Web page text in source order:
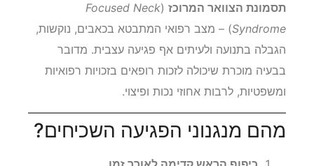
תסמונת הצוואר המרוכז (
Focused Neck
Syndrome) – מצב רפואי המתבטא בכאבים, נוקשות,
הגבלה בתנועה ולעיתים אף פגיעה עצבית. מדובר
בבעיה מוכרת שיכולה לזכות רופאים בזכויות רפואיות
ומשפטיות, לרבות אחוזי נכות ופיצוי.
מהם מנגנוני הפגיעה השכיחים?